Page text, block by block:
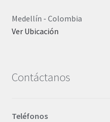
Medellín - Colombia
Ver Ubicación
Contáctanos
Teléfonos